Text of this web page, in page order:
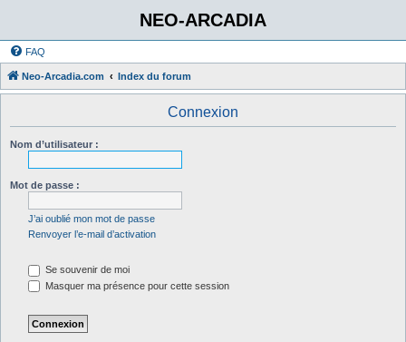
NEO-ARCADIA
FAQ
Neo-Arcadia.com Index du forum
Connexion
Nom d’utilisateur :
Mot de passe :
J’ai oublié mon mot de passe
Renvoyer l’e-mail d’activation
Se souvenir de moi
Masquer ma présence pour cette session